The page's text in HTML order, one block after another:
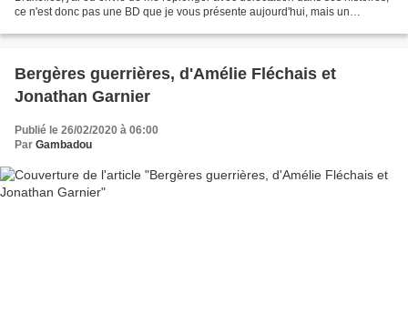
ce n'est donc pas une BD que je vous présente aujourd'hui, mais un
Bergères guerrières, d'Amélie Fléchais et
Jonathan Garnier
Publié le 26/02/2020 à 06:00
Par Gambadou